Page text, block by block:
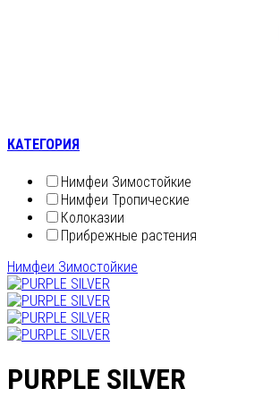
КАТЕГОРИЯ
Нимфеи Зимостойкие
Нимфеи Тропические
Колоказии
Прибрежные растения
Нимфеи Зимостойкие
PURPLE SILVER